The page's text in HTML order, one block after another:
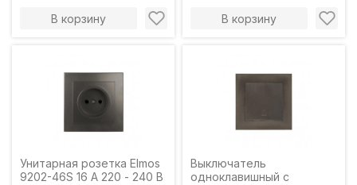
В корзину В корзину
Унитарная розетка Elmos
9202-46S 16 A 220 - 240 В
Выключатель
одноклавишный с